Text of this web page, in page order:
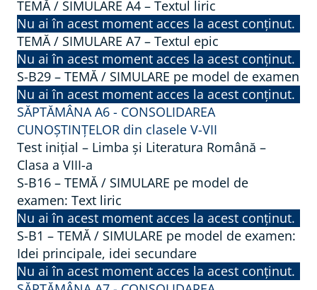
TEMĂ / SIMULARE A4 – Textul liric
Nu ai în acest moment acces la acest conținut.
TEMĂ / SIMULARE A7 – Textul epic
Nu ai în acest moment acces la acest conținut.
S-B29 – TEMĂ / SIMULARE pe model de examen
Nu ai în acest moment acces la acest conținut.
SĂPTĂMÂNA A6 - CONSOLIDAREA
CUNOȘTINȚELOR din clasele V-VII
Test inițial – Limba și Literatura Română –
Clasa a VIII-a
S-B16 – TEMĂ / SIMULARE pe model de
examen: Text liric
Nu ai în acest moment acces la acest conținut.
S-B1 – TEMĂ / SIMULARE pe model de examen:
Idei principale, idei secundare
Nu ai în acest moment acces la acest conținut.